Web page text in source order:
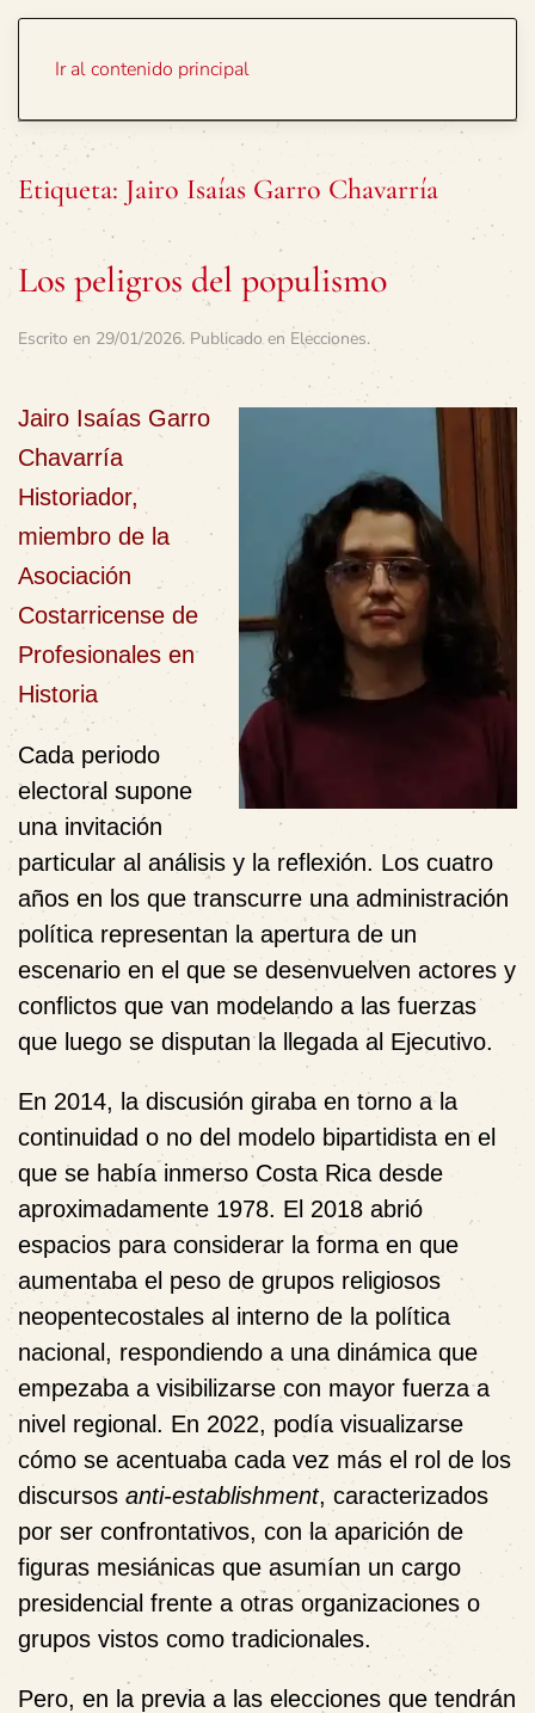
Ir al contenido principal
Etiqueta: Jairo Isaías Garro Chavarría
Los peligros del populismo
Escrito en 29/01/2026. Publicado en Elecciones.
Jairo Isaías Garro
Chavarría
Historiador,
miembro de la
Asociación
Costarricense de
Profesionales en
Historia
Cada periodo
electoral supone
una invitación
particular al análisis y la reflexión. Los cuatro
años en los que transcurre una administración
política representan la apertura de un
escenario en el que se desenvuelven actores y
conflictos que van modelando a las fuerzas
que luego se disputan la llegada al Ejecutivo.
En 2014, la discusión giraba en torno a la
continuidad o no del modelo bipartidista en el
que se había inmerso Costa Rica desde
aproximadamente 1978. El 2018 abrió
espacios para considerar la forma en que
aumentaba el peso de grupos religiosos
neopentecostales al interno de la política
nacional, respondiendo a una dinámica que
empezaba a visibilizarse con mayor fuerza a
nivel regional. En 2022, podía visualizarse
cómo se acentuaba cada vez más el rol de los
discursos anti-establishment, caracterizados
por ser confrontativos, con la aparición de
figuras mesiánicas que asumían un cargo
presidencial frente a otras organizaciones o
grupos vistos como tradicionales.
Pero, en la previa a las elecciones que tendrán